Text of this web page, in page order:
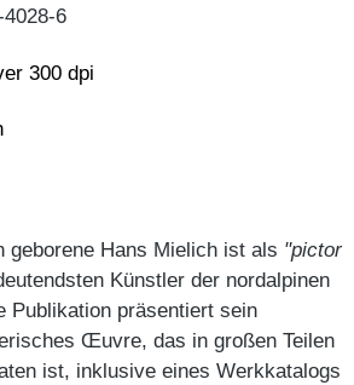
6
300 dpi
geborene Hans Mielich ist als "pictor
Künstler der nordalpinen
Publikation präsentiert sein
Œuvre, das in großen Teilen
ist, inklusive eines Werkkatalogs